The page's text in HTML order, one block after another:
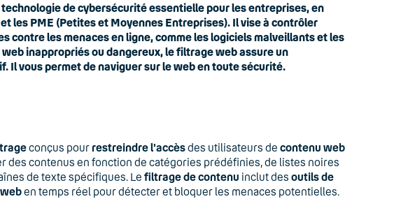
de cybersécurité essentielle pour les entreprises, en
les PME (Petites et Moyennes Entreprises). Il vise à contrôler
contre les menaces en ligne, comme les logiciels malveillants et les
inappropriés ou dangereux, le filtrage web assure un
Il vous permet de naviguer sur le web en toute sécurité.
conçus pourrestreindre l'accèsdes utilisateurs de contenu web
des contenus en fonction de catégories prédéfinies, de listes noires
de texte spécifiques. Le filtrage de contenu inclut des outils de
en temps réel pour détecter et bloquer les menaces potentielles.